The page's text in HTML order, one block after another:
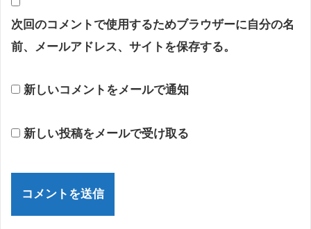
次回のコメントで使用するためブラウザーに自分の名
前、メールアドレス、サイトを保存する。
新しいコメントをメールで通知
新しい投稿をメールで受け取る